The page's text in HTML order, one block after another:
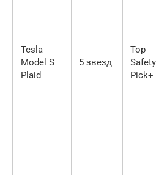
Tesla
Model S
Plaid
5 звезд
Top
Safety
Pick+